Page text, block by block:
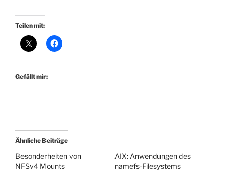
Teilen mit:
Gefällt mir:
Ähnliche Beiträge
Besonderheiten von
NFSv4 Mounts
AIX: Anwendungen des
namefs-Filesystems